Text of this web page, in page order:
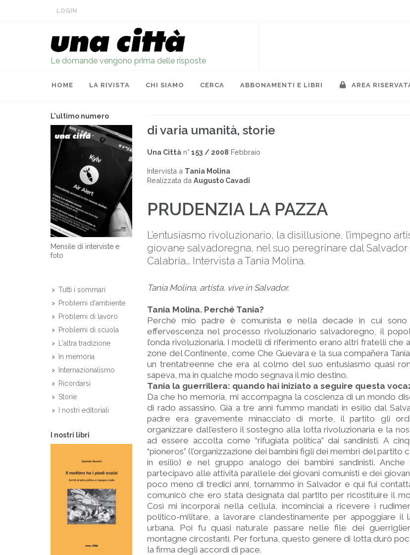
LOGIN
Le domande vengono prima delle risposte
HOME LA RIVISTA CHI SIAMO CERCA ABBONAMENTI E LIBRI AREA
L'ultimo numero
Mensile di interviste e
foto
Tutti i sommari
Problemi d'ambiente
Problemi di lavoro
Problemi di scuola
L'altra tradizione
In memoria
Internazionalismo
Ricordarsi
Storie
I nostri editoriali
I nostri libri
di varia umanità, storie
Una Città n° 153 / 2008 Febbraio
Intervista a Tania Molina
Realizzata da Augusto Cavadi
PRUDENZIA LA PAZZA
L’entusiasmo rivoluzionario, la disillusione, l’impegno
giovane salvadoregna, nel suo peregrinare dal
Calabria... Intervista a Tania Molina.
Tania Molina, artista, vive in Salvador.
Tania Molina. Perché Tania?
Perché mio padre è comunista e nella decade in cui sono
effervescenza nel processo rivoluzionario salvadoregno, il
l’onda rivoluzionaria. I modelli di riferimento erano altri fratelli che
zone del Continente, come Che Guevara e la sua compañera
un trentatreenne che era al colmo del suo entusiasmo quasi
sapeva, ma in qualche modo segnava il mio destino.
Tania la guerrillera: quando hai iniziato a seguire questa
Da che ho memoria, mi accompagna la coscienza di un mondo
di rado assassino. Già a tre anni fummo mandati in esilio dal
padre era gravemente minacciato di morte, il partito gli
organizzare dall’estero il sostegno alla lotta rivoluzionaria e la
ad essere accolta come “rifugiata politica” dai sandinisti. A
“pioneros” (l’organizzazione dei bambini figli dei membri del partito
in esilio) e nel gruppo analogo dei bambini sandinisti.
partecipavo alle attività parallele dei giovani comunisti e dei
poco meno di tredici anni, tornammo in Salvador e qui fui
comunicò che ero stata designata dal partito per ricostituire il
Così mi incorporai nella cellula, incominciai a ricevere i
politico-militare, a lavorare clandestinamente per appoggiare il
urbana. Poi fu quasi naturale passare nelle file dei
montagne circostanti. Per fortuna, questo genere di lotta durò
la firma degli accordi di pace.